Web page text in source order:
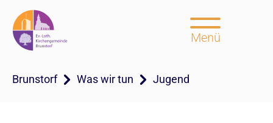
Menü
Brunstorf Was wir tun Jugend